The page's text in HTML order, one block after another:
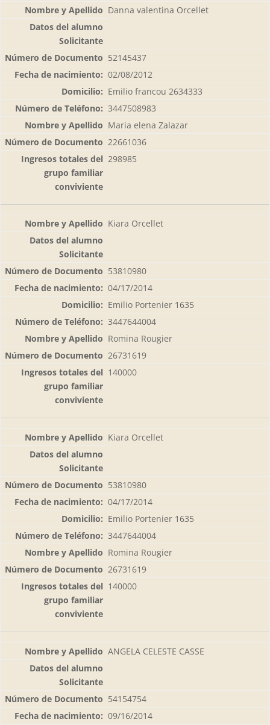
Danna valentina Orcellet
52145437
02/08/2012
Emilio francou 2634333
3447508983
Maria elena Zalazar
22661036
298985
Kiara Orcellet
53810980
04/17/2014
Emilio Portenier 1635
3447644004
Romina Rougier
26731619
140000
Kiara Orcellet
53810980
04/17/2014
Emilio Portenier 1635
3447644004
Romina Rougier
26731619
140000
ANGELA CELESTE CASSE
54154754
09/16/2014